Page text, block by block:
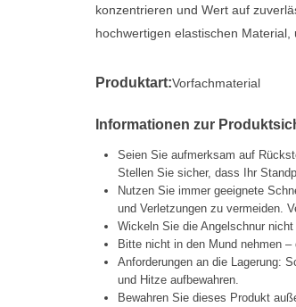
konzentrieren und Wert auf
hochwertigen elastischen
Produktart:Vorfachmaterial
Informationen zur
Seien Sie aufmerksam auf
Stellen Sie sicher, dass Ihr
Nutzen Sie immer geeignete
und Verletzungen zu vermeiden.
Wickeln Sie die Angelschnur
Bitte nicht in den Mund nehmen
Anforderungen an die Lagerung:
und Hitze aufbewahren.
Bewahren Sie dieses Produkt